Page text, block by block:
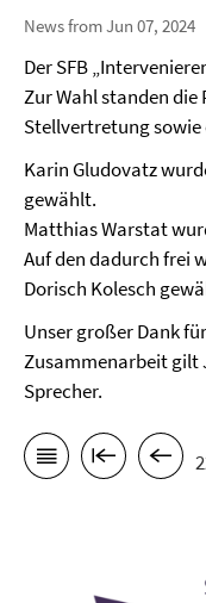
News from Jun 07, 2024
Der SFB
Zur Wahl standen
Stellvertretung sowie
Karin Gludovatz
gewählt.
Matthias Warstat
Auf den dadurch frei
Dorisch Kolesch
Unser großer Dank
Zusammenarbeit gilt
Sprecher.